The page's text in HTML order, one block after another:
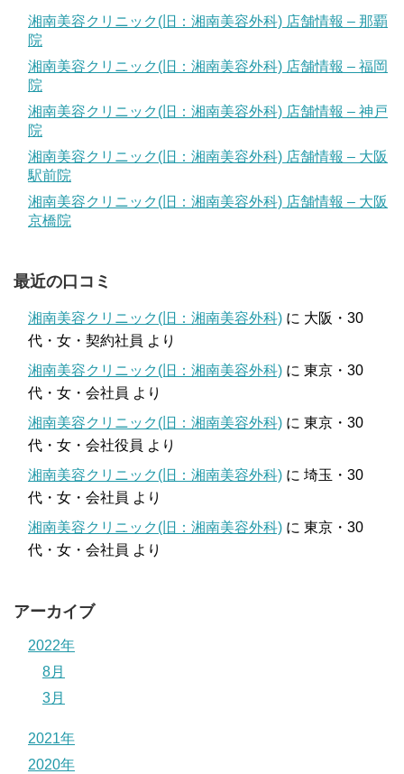
湘南美容クリニック(旧：湘南美容外科) 店舗情報 – 那覇
院
湘南美容クリニック(旧：湘南美容外科) 店舗情報 – 福岡
院
湘南美容クリニック(旧：湘南美容外科) 店舗情報 – 神戸
院
湘南美容クリニック(旧：湘南美容外科) 店舗情報 – 大阪
駅前院
湘南美容クリニック(旧：湘南美容外科) 店舗情報 – 大阪
京橋院
最近の口コミ
湘南美容クリニック(旧：湘南美容外科) に 大阪・30
代・女・契約社員 より
湘南美容クリニック(旧：湘南美容外科) に 東京・30
代・女・会社員 より
湘南美容クリニック(旧：湘南美容外科) に 東京・30
代・女・会社役員 より
湘南美容クリニック(旧：湘南美容外科) に 埼玉・30
代・女・会社員 より
湘南美容クリニック(旧：湘南美容外科) に 東京・30
代・女・会社員 より
アーカイブ
2022年
8月
3月
2021年
2020年